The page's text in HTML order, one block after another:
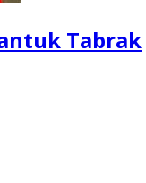
Tabrak